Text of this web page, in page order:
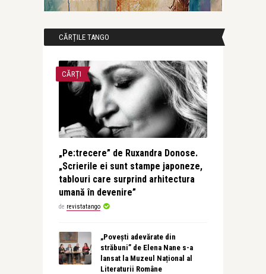
CĂRȚILE TANGO
CĂRȚI
„Pe:trecere” de Ruxandra Donose.
„Scrierile ei sunt stampe japoneze,
tablouri care surprind arhitectura
umană în devenire”
de revistatango
„Povești adevărate din
străbuni” de Elena Nane s-a
lansat la Muzeul Național al
Literaturii Române